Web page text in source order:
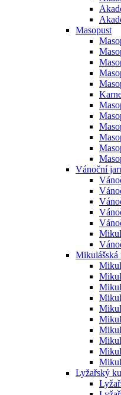
Masopust
Vánoční
Mikulášská
Lyžařský